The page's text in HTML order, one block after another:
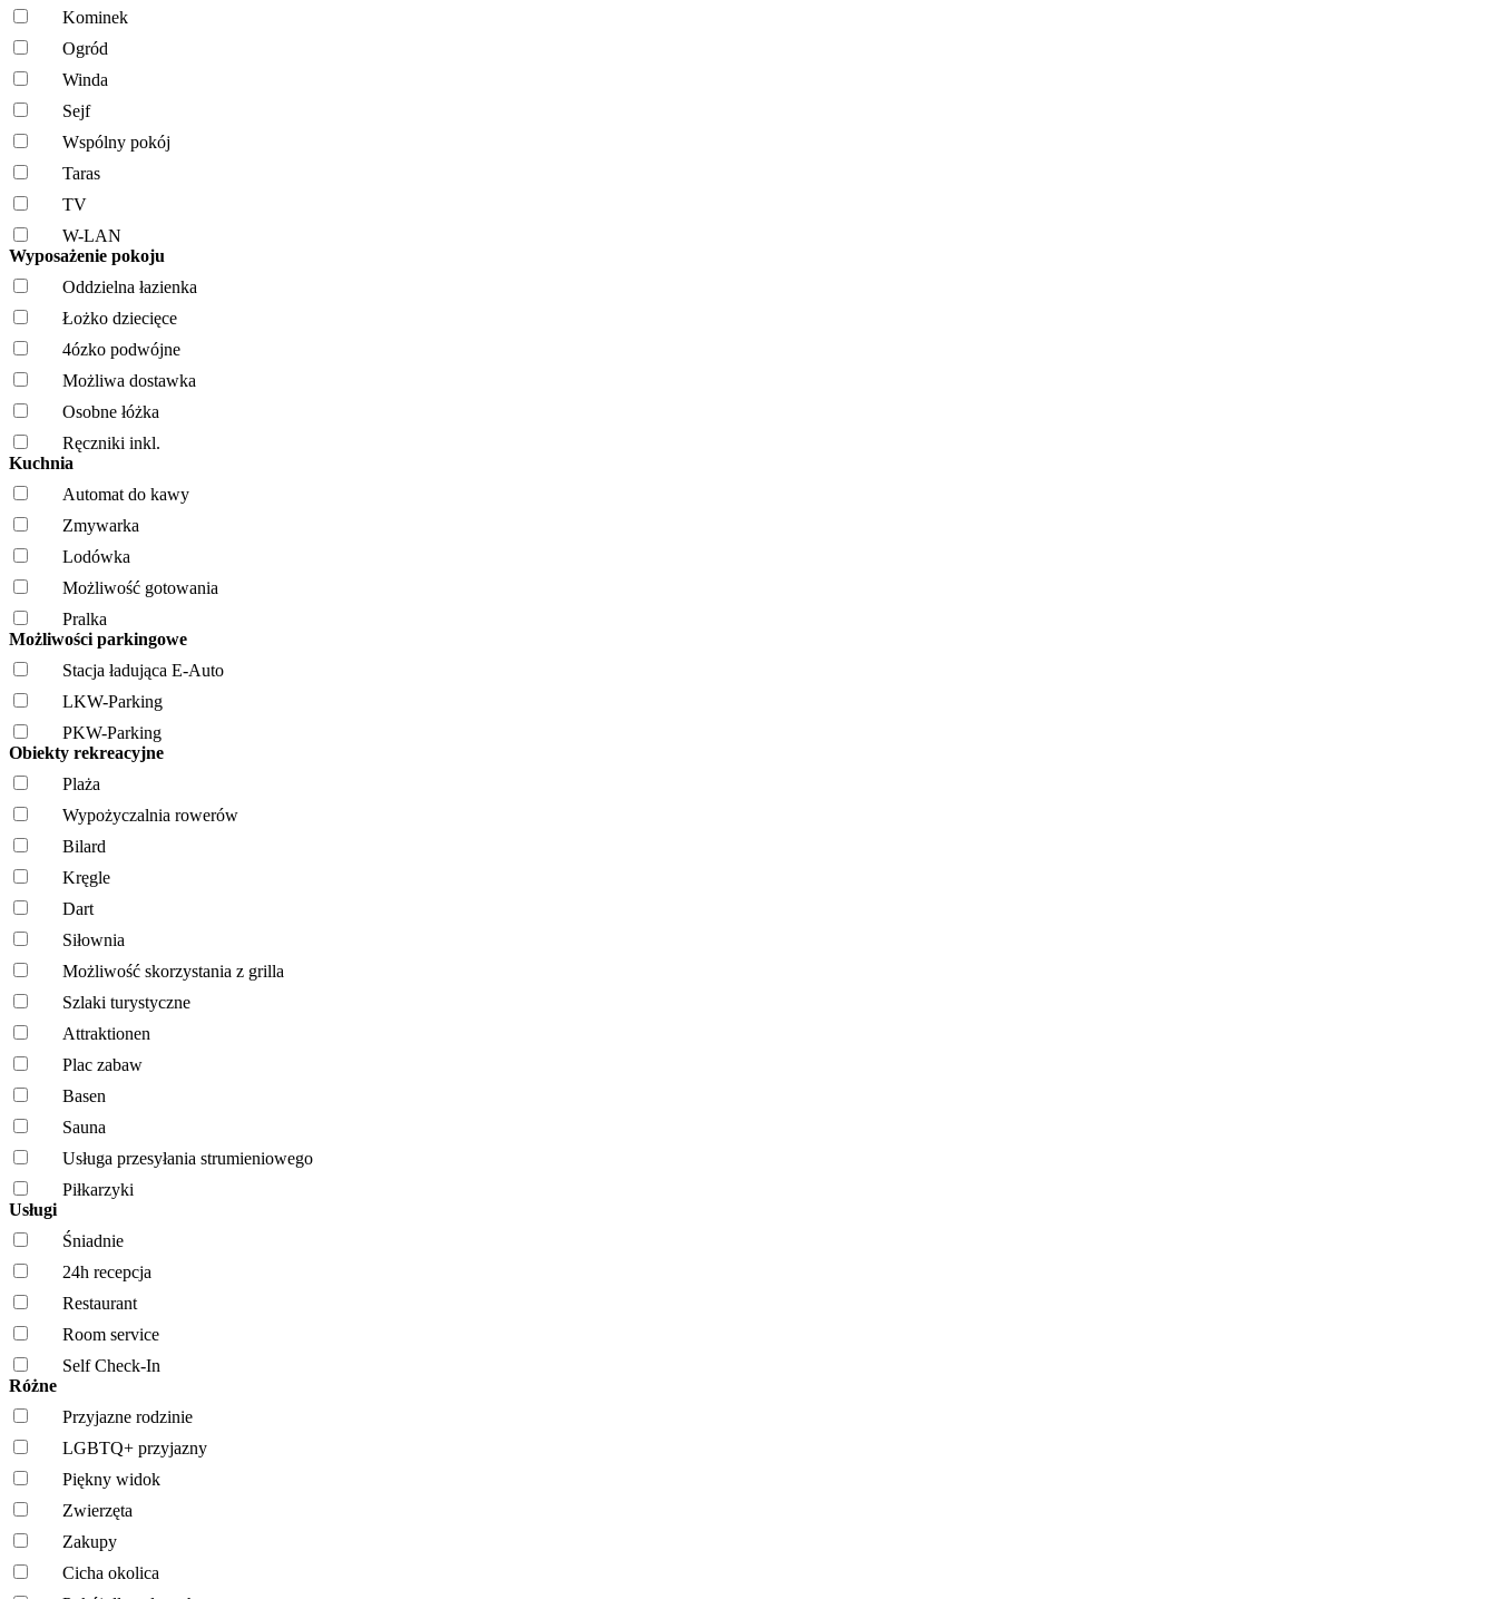
Kominek
Ogród
Winda
Sejf
Wspólny pokój
Taras
TV
W-LAN
Wyposażenie pokoju
Oddzielna łazienka
Łożko dziecięce
4ózko podwójne
Możliwa dostawka
Osobne łóżka
Ręczniki inkl.
Kuchnia
Automat do kawy
Zmywarka
Lodówka
Możliwość gotowania
Pralka
Możliwości parkingowe
Stacja ładująca E-Auto
LKW-Parking
PKW-Parking
Obiekty rekreacyjne
Plaża
Wypożyczalnia rowerów
Bilard
Kręgle
Dart
Siłownia
Możliwość skorzystania z grilla
Szlaki turystyczne
Attraktionen
Plac zabaw
Basen
Sauna
Usługa przesyłania strumieniowego
Piłkarzyki
Usługi
Śniadnie
24h recepcja
Restaurant
Room service
Self Check-In
Różne
Przyjazne rodzinie
LGBTQ+ przyjazny
Piękny widok
Zwierzęta
Zakupy
Cicha okolica